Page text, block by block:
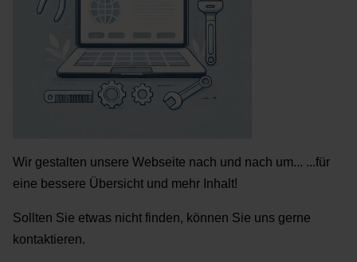
Wir gestalten unsere Webseite nach und nach um... ...für
eine bessere Übersicht und mehr Inhalt!
Sollten Sie etwas nicht finden, können Sie uns gerne
kontaktieren.